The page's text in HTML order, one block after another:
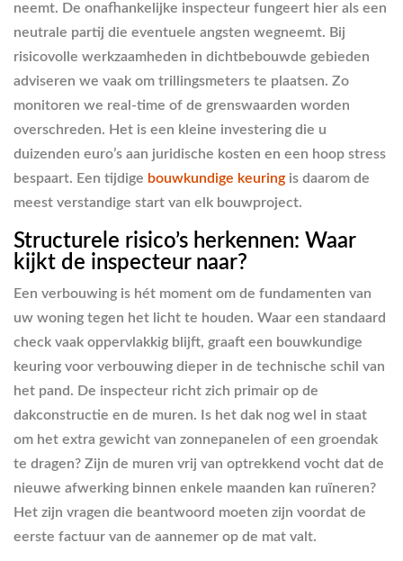
neemt. De onafhankelijke inspecteur fungeert hier als een
neutrale partij die eventuele angsten wegneemt. Bij
risicovolle werkzaamheden in dichtbebouwde gebieden
adviseren we vaak om trillingsmeters te plaatsen. Zo
monitoren we real-time of de grenswaarden worden
overschreden. Het is een kleine investering die u
duizenden euro’s aan juridische kosten en een hoop stress
bespaart. Een tijdige bouwkundige keuring is daarom de
meest verstandige start van elk bouwproject.
Structurele risico’s herkennen: Waar
kijkt de inspecteur naar?
Een verbouwing is hét moment om de fundamenten van
uw woning tegen het licht te houden. Waar een standaard
check vaak oppervlakkig blijft, graaft een bouwkundige
keuring voor verbouwing dieper in de technische schil van
het pand. De inspecteur richt zich primair op de
dakconstructie en de muren. Is het dak nog wel in staat
om het extra gewicht van zonnepanelen of een groendak
te dragen? Zijn de muren vrij van optrekkend vocht dat de
nieuwe afwerking binnen enkele maanden kan ruïneren?
Het zijn vragen die beantwoord moeten zijn voordat de
eerste factuur van de aannemer op de mat valt.